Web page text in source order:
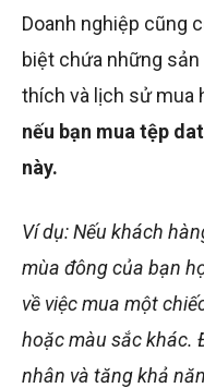
Doanh nghiệp cũng
biệt chứa những
thích và lịch sử mua
nếu bạn mua tệp
này.
Ví dụ: Nếu khách
mùa đông của bạn
về việc mua một
hoặc màu sắc khác.
nhân và tăng khả